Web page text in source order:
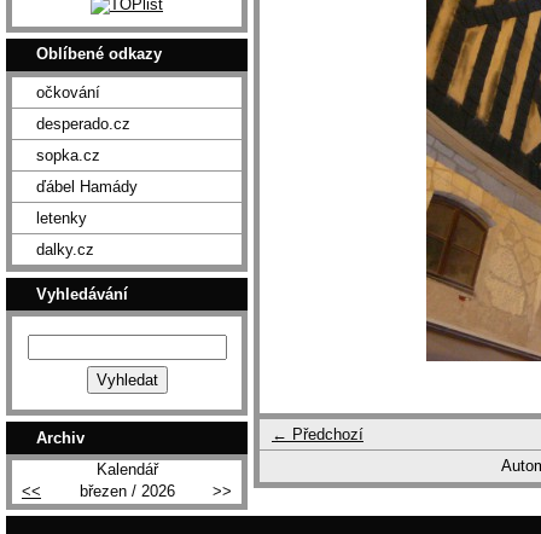
← Předchozí
Oblíbené odkazy
očkování
desperado.cz
sopka.cz
ďábel Hamády
letenky
dalky.cz
Vyhledávání
Archiv
Kalendář
<<
březen / 2026 >>